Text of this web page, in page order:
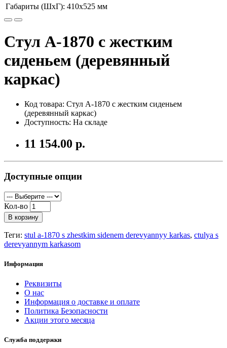
Габариты (ШхГ): 410х525 мм
Стул А-1870 с жестким
сиденьем (деревянный
каркас)
Код товара: Стул А-1870 с жестким сиденьем
(деревянный каркас)
Доступность: На складе
11 154.00 р.
Доступные опции
Кол-во
В корзину
Теги: stul a-1870 s zhestkim sidenem derevyannyy karkas, ctulya s
derevyannym karkasom
Информация
Реквизиты
О нас
Информация о доставке и оплате
Политика Безопасности
Акции этого месяца
Служба поддержки